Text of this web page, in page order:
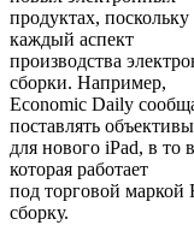
продуктах,
каждый аспект
производства
сборки. Например,
Economic Daily
поставлять объективы
для нового iPad, в то
которая работает
под торговой маркой
сборку.